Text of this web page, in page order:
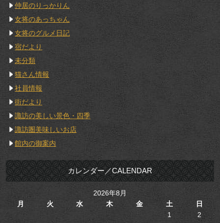
仲居のりっかりん
女将のあっちゃん
女将のグルメ日記
宿だより
未分類
猫さん情報
社員情報
街だより
諏訪の美しい景色・四季
諏訪圏美味しいお店
館内の御案内
カレンダー／CALENDAR
2026年8月
月
火 水 木 金 土
日
1
2